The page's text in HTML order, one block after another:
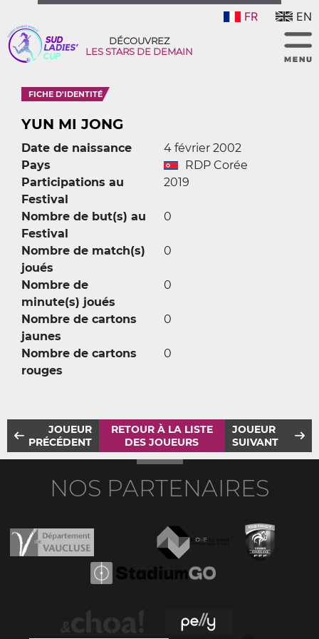
FR EN
DÉCOUVREZ
LES STARS DE DEMAIN
FICHE D'IDENTITÉ
YUN MI JONG
Date de naissance
4 février 2002
Pays
RDP Corée
Participations au
Festival
2019
Nombre de but(s) au
Festival
0
Nombre de match(s)
joués
0
Nombre de
minute(s) joués
0
Nombre de cartons
jaunes
0
Nombre de cartons
rouges
0
JOUEUR
PRÉCÉDENT
RETOUR À LA LISTE
DES JOUEURS
JOUEUR
SUIVANT
NOS PARTENAIRES